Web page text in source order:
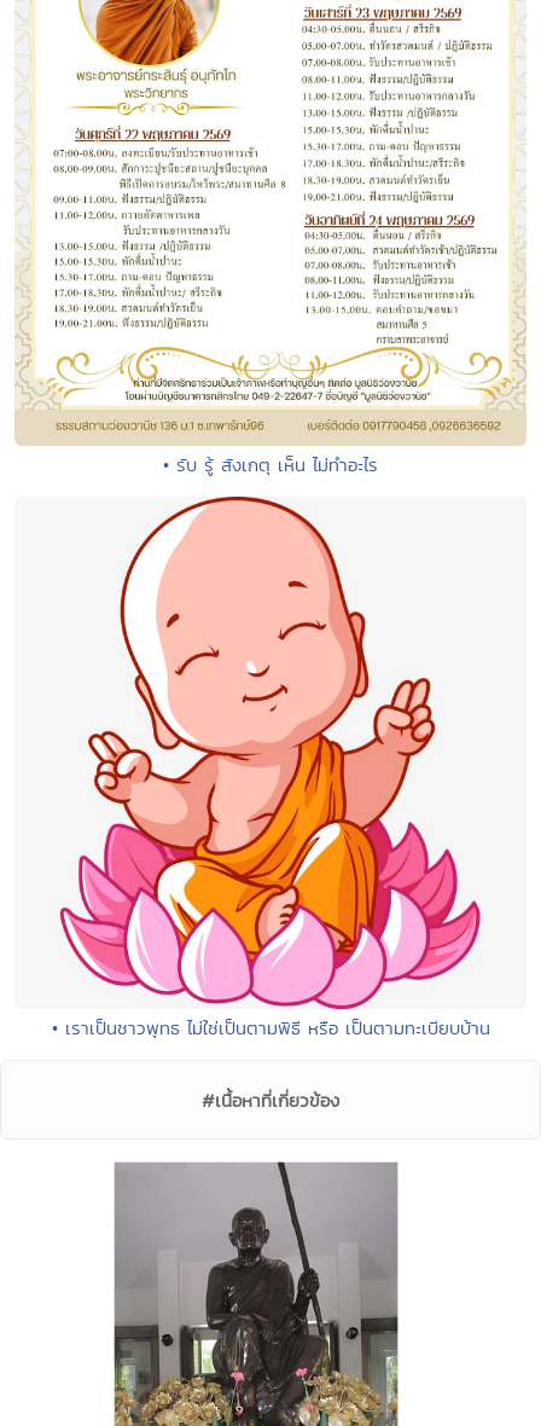
• รับ รู้ สังเกตุ เห็น ไม่ทำอะไร
• เราเป็นชาวพุทธ ไม่ใช่เป็นตามพิธี หรือ เป็นตามทะเบียบบ้าน
#เนื้อหาที่เกี่ยวข้อง